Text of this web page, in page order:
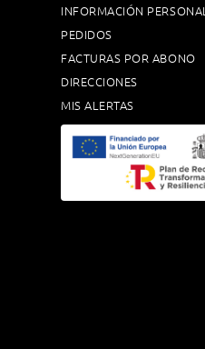
INFORMACIÓN PERSONAL
PEDIDOS
FACTURAS POR ABONO
DIRECCIONES
MIS ALERTAS